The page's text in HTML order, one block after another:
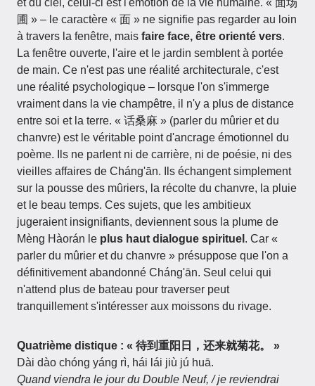
et du ciel, celui-ci est l'émotion de la vie humaine. « 面场
圃 » – le caractère « 面 » ne signifie pas regarder au loin
à travers la fenêtre, mais faire face, être orienté vers.
La fenêtre ouverte, l'aire et le jardin semblent à portée
de main. Ce n'est pas une réalité architecturale, c'est
une réalité psychologique – lorsque l'on s'immerge
vraiment dans la vie champêtre, il n'y a plus de distance
entre soi et la terre. « 话桑麻 » (parler du mûrier et du
chanvre) est le véritable point d'ancrage émotionnel du
poème. Ils ne parlent ni de carrière, ni de poésie, ni des
vieilles affaires de Cháng'ān. Ils échangent simplement
sur la pousse des mûriers, la récolte du chanvre, la pluie
et le beau temps. Ces sujets, que les ambitieux
jugeraient insignifiants, deviennent sous la plume de
Mèng Hàorán le plus haut dialogue spirituel . Car «
parler du mûrier et du chanvre » présuppose que l'on a
définitivement abandonné Cháng'ān. Seul celui qui
n'attend plus de bateau pour traverser peut
tranquillement s'intéresser aux moissons du rivage.
Quatrième distique : « 待到重阳日，还来就菊花。 »
Dài dào chóng yáng rì, hái lái jiù jú huā.
Quand viendra le jour du Double Neuf, / je reviendrai